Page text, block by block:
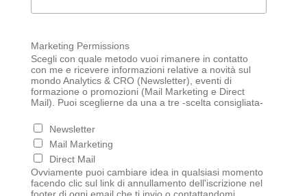
Marketing Permissions
Scegli con quale metodo vuoi rimanere in contatto
con me e ricevere informazioni relative a novità sul
mondo Analytics & CRO (Newsletter), eventi di
formazione o promozioni (Mail Marketing e Direct
Mail). Puoi sceglierne da una a tre -scelta consigliata-
Newsletter
Mail Marketing
Direct Mail
Ovviamente puoi cambiare idea in qualsiasi momento
facendo clic sul link di annullamento dell'iscrizione nel